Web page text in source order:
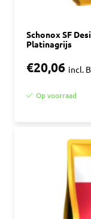
Schonox SF
Platinagrijs
€20,06 incl.
Op voorraad